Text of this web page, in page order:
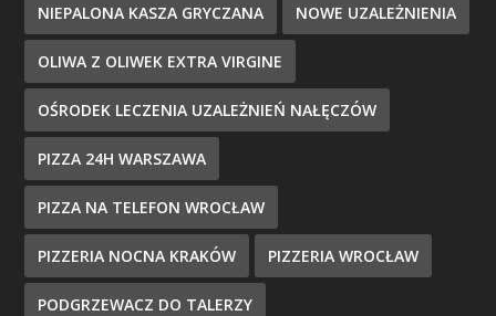
NIEPALONA KASZA GRYCZANA NOWE UZALEŻNIENIA
OLIWA Z OLIWEK EXTRA VIRGINE
OŚRODEK LECZENIA UZALEŻNIEŃ NAŁĘCZÓW
PIZZA 24H WARSZAWA
PIZZA NA TELEFON WROCŁAW
PIZZERIA NOCNA KRAKÓW PIZZERIA WROCŁAW
PODGRZEWACZ DO TALERZY